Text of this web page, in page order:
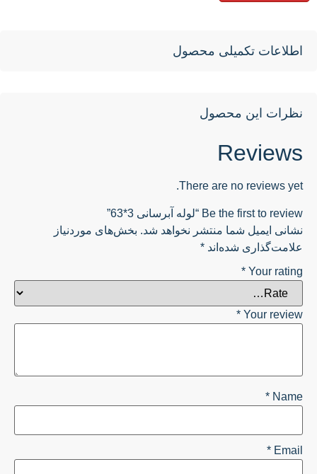
اطلاعات تکمیلی محصول
نظرات این محصول
Reviews
There are no reviews yet.
Be the first to review “لوله آبرسانی 3*63”
نشانی ایمیل شما منتشر نخواهد شد. بخش‌های موردنیاز
علامت‌گذاری شده‌اند *
Your rating
*
Your review
*
Name
*
Email
*